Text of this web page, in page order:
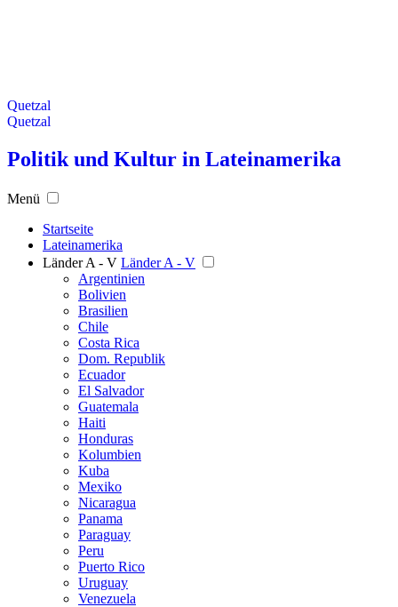
Quetzal
Quetzal
Politik und Kultur in Lateinamerika
Menü
Startseite
Lateinamerika
Länder A - V Länder A - V
Argentinien
Bolivien
Brasilien
Chile
Costa Rica
Dom. Republik
Ecuador
El Salvador
Guatemala
Haiti
Honduras
Kolumbien
Kuba
Mexiko
Nicaragua
Panama
Paraguay
Peru
Puerto Rico
Uruguay
Venezuela